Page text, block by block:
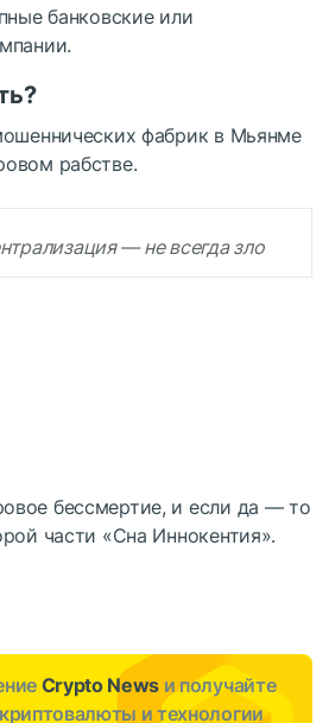
банковские или
фабрик в Мьянме
рабстве.
— не всегда зло
бессмертие, и если да — то
части «Сна Иннокентия».
Crypto News и получайте
и технологии